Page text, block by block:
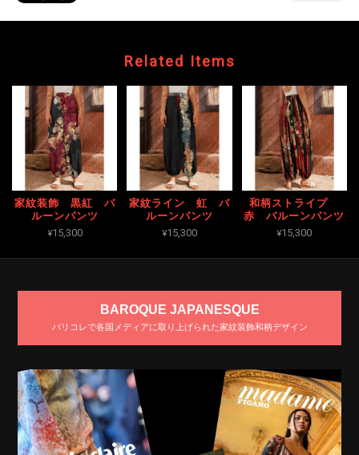
Related Items
家紋装飾 黒紅 バ
ルーンパンツ
¥15,300
家紋ライン 虹 バ
ルーンパンツ
¥15,300
和柄ストライプ
赤 バルーンパンツ
¥15,300
BAROQUE JAPANESQUE
パリコレで各国メディアに取り上げられた家紋装飾和柄デザイン